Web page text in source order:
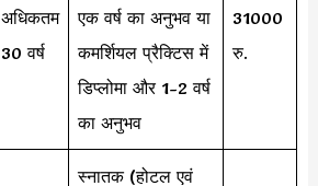
अधिकतम
30 वर्ष
एक वर्ष का अनुभव या
कमर्शियल प्रैक्टिस में
डिप्लोमा और 1-2 वर्ष
का अनुभव
31000
रु.
स्नातक (होटल एवं